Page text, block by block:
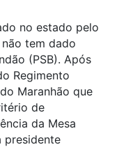
no estado pelo
tem dado
(PSB). Após
Regimento
Maranhão que
de
da Mesa
presidente